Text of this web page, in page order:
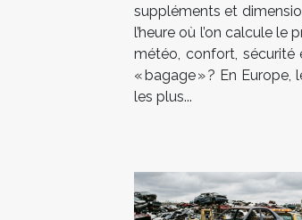
suppléments et
l’heure où l’on calcule
météo, confort, sécurité
« bagage » ? En
les plus...